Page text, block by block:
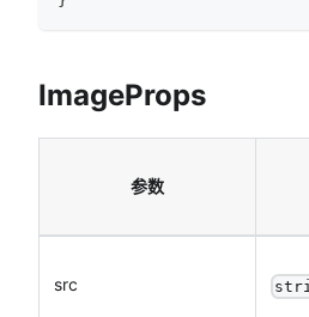
ImageProps
参数
src